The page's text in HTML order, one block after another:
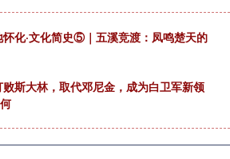
化·文化简史⑤｜五溪竞渡：凤鸣楚天的
斯大林，取代邓尼金，成为白卫军新领